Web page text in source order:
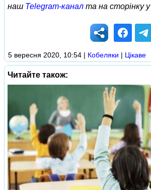
наш Telegram-канал та на сторінку у
5 вересня 2020, 10:54 | Кобеляки | Цікаве
Читайте також: